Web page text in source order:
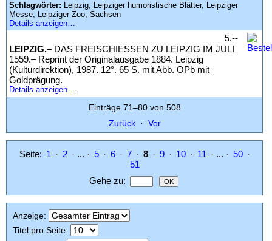
Schlagwörter: Leipzig, Leipziger humoristische Blätter, Leipziger
Messe, Leipziger Zoo, Sachsen
Details anzeigen…
LEIPZIG.– DAS FREISCHIESSEN ZU LEIPZIG IM JULI
1559.– Reprint der Originalausgabe 1884. Leipzig
(Kulturdirektion), 1987. 12°. 65 S. mit Abb. OPb mit
Goldprägung.
Details anzeigen…
5,--
Einträge 71–80 von 508
Zurück · Vor
Seite: 1 · 2 · ... · 5 · 6 · 7 · 8 · 9 · 10 · 11 · ... · 50 ·
51
Gehe zu:
Anzeige:
Titel pro Seite: